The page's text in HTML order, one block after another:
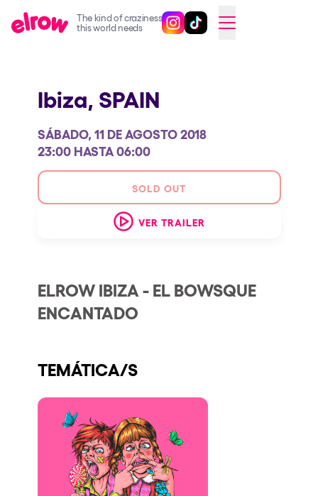
The kind of craziness
this world needs
Sigue @elrowofficial en
Sigue @elrowofficial en
SWITCH TO ENGLISH
elrow Ibiza x [UNVRS] 2026
elrow Town 2026
Snowrow Festival 2026
elrow Island 2026
elrow Shop
Music
Sostenibilidad
¿Quieres trabajar con nosotros?
elrow News
Síguenos en tiktok
Síguenos en facebook
Síguenos en instagram
Síguenos en twitter
Síguenos en linkedin
Síguenos en youtube
Política de Privacidad
Ibiza, SPAIN
SÁBADO, 11 DE AGOSTO 2018
23:00 HASTA 06:00
SOLD OUT
VER TRAILER
ELROW IBIZA - EL BOWSQUE
ENCANTADO
TEMÁTICA/S